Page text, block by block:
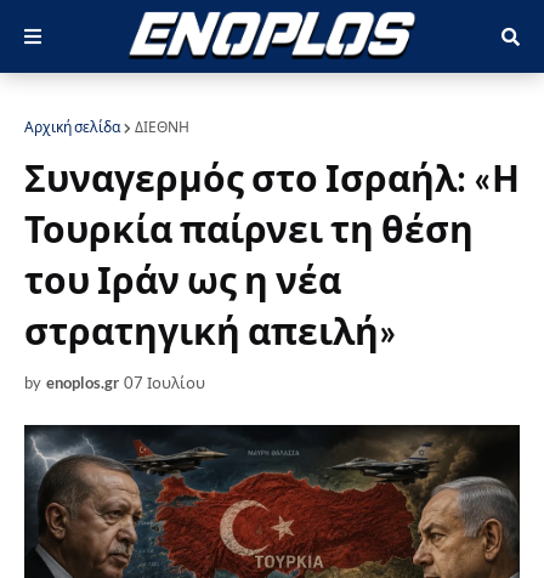
Αρχική σελίδα ΔΙΕΘΝΗ
Συναγερμός στο Ισραήλ: «Η
Τουρκία παίρνει τη θέση
του Ιράν ως η νέα
στρατηγική απειλή»
by enoplos.gr 07 Ιουλίου